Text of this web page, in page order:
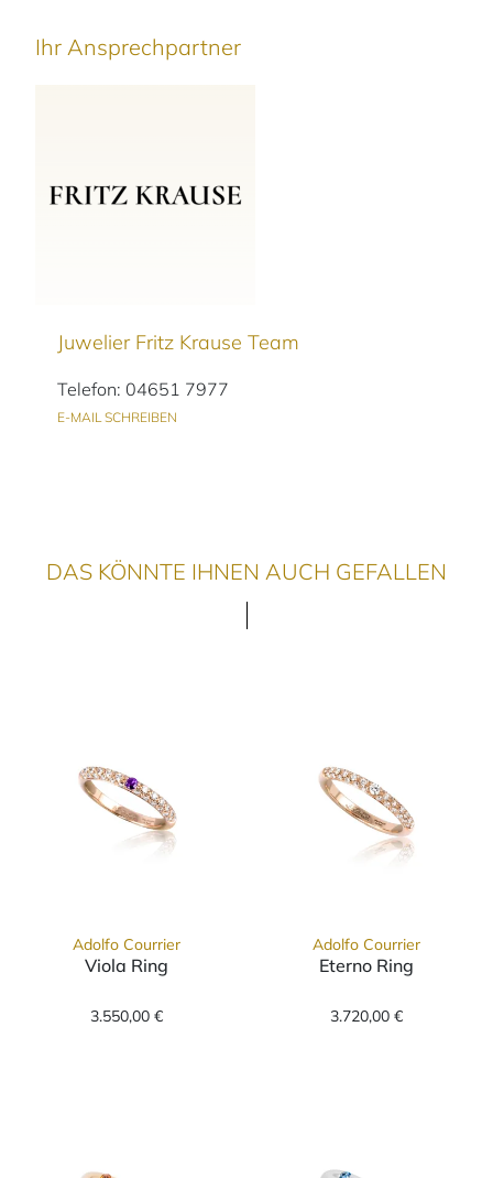
Ihr Ansprechpartner
Juwelier Fritz Krause Team
Telefon: 04651 7977
E-MAIL SCHREIBEN
DAS KÖNNTE IHNEN AUCH GEFALLEN
Adolfo Courrier
Viola Ring
3.550,00 €
Adolfo Courrier
Eterno Ring
3.720,00 €